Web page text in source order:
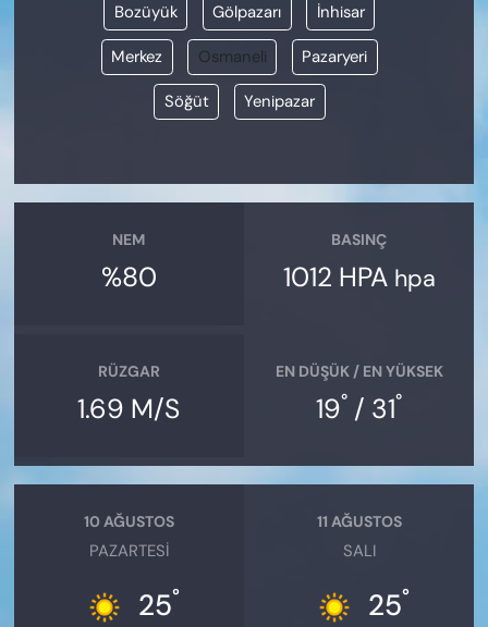
Bozüyük Gölpazarı İnhisar
Merkez Osmaneli Pazaryeri
Söğüt Yenipazar
NEM
%80
BASINÇ
1012 HPA hpa
RÜZGAR
1.69 M/S
EN DÜŞÜK / EN YÜKSEK
19° / 31°
10 AĞUSTOS
PAZARTESI
25°
11 AĞUSTOS
SALI
25°
SİYASET
VAN VE DİYARBAKIR HABERLERİ